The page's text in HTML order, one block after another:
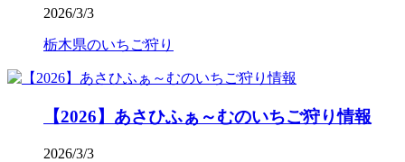
2026/3/3
栃木県のいちご狩り
【2026】あさひふぁ～むのいちご狩り情報
2026/3/3